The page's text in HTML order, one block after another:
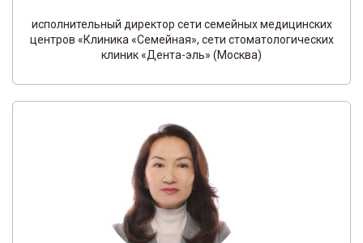
исполнительный директор сети семейных медицинских
центров «Клиника «Семейная», сети стоматологических
клиник «Дента-эль» (Москва)